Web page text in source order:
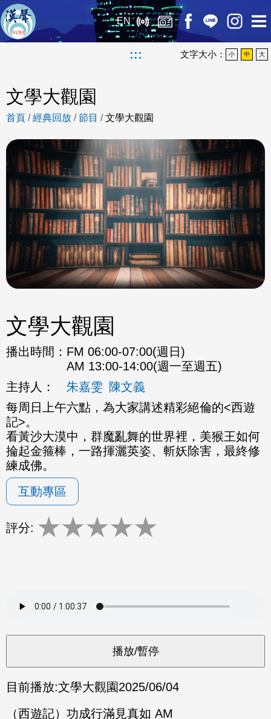
EN
::: 文字大小： 小 中 大
文學大觀園
首頁 /經典回放 /節目 /文學大觀園
文學大觀園
播出時間： FM 06:00-07:00(週日)
AM 13:00-14:00(週一至週五)
主持人：
朱嘉雯 陳文義
每周日上午六點，為大家講述精彩絕倫的<西遊
記>。
看黃沙大漠中，群魔亂舞的世界裡，美猴王如何
掄起金箍棒，一路揮灑英姿、斬妖除害，最終修
練成佛。
互動專區
評分: ★★★★★
目前播放:文學大觀園2025/06/04
（西遊記）功成行滿見真如 AM